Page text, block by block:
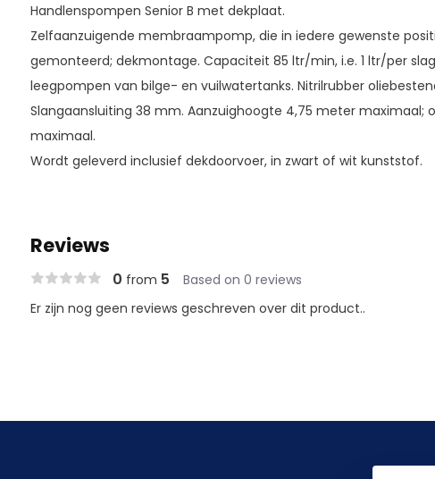
Handlenspompen Senior B met dekplaat.
Zelfaanzuigende membraampomp, die in iedere gewenste
gemonteerd; dekmontage. Capaciteit 85 ltr/min, i.e. 1 ltr/per
leegpompen van bilge- en vuilwatertanks. Nitrilrubber
Slangaansluiting 38 mm. Aanzuighoogte 4,75 meter maximaal;
maximaal.
Wordt geleverd inclusief dekdoorvoer, in zwart of wit kunststof.
Reviews
0 from 5 Based on 0 reviews
Er zijn nog geen reviews geschreven over dit product..